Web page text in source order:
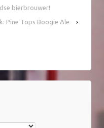
bierbrouwer!
Pine Tops Boogie Ale
›